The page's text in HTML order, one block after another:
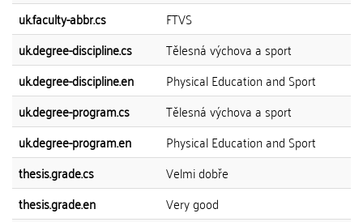
uk.faculty-abbr.cs
FTVS
uk.degree-discipline.cs
Tělesná výchova a sport
uk.degree-discipline.en
Physical Education and Sport
uk.degree-program.cs
Tělesná výchova a sport
uk.degree-program.en
Physical Education and Sport
thesis.grade.cs
Velmi dobře
thesis.grade.en
Very good